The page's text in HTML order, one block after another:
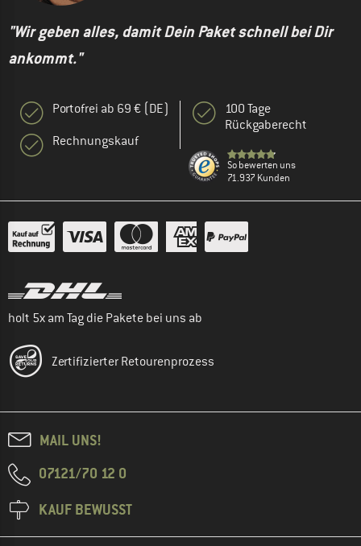
"Wir geben alles, damit Dein Paket schnell bei Dir
ankommt."
Portofrei ab 69 € (DE)
Rechnungskauf
100 Tage
Rückgaberecht
So bewerten uns
71.937 Kunden
holt 5x am Tag die Pakete bei uns ab
Zertifizierter Retourenprozess
MAIL UNS!
07121/70 12 0
KAUF BEWUSST